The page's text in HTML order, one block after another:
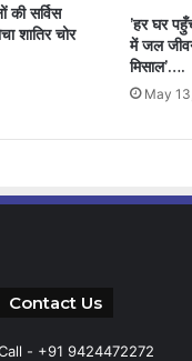
सर्विस
शातिर चोर
’हर घर
में जल
मिसाल’….
May
Contact Us
- +91 9424472272